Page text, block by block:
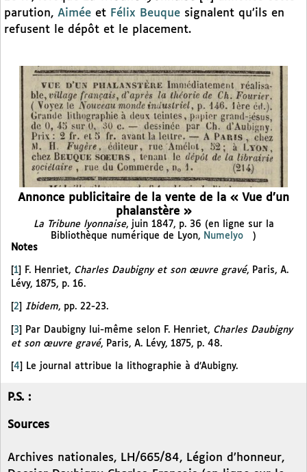
parution, Aimée et Félix Beuque signalent qu’ils en
refusent le dépôt et le placement.
Annonce publicitaire de la vente de la « Vue d’un
phalanstère »
La Tribune lyonnaise, juin 1847, p. 36 (en ligne sur la
Bibliothèque numérique de Lyon, Numelyo
)
Notes
[1] F. Henriet, Charles Daubigny et son œuvre gravé, Paris, A.
Lévy, 1875, p. 16.
2 Ibidem, pp. 22-23.
[3] Par Daubigny lui-même selon F. Henriet, Charles Daubigny
et son œuvre gravé, Paris, A. Lévy, 1875, p. 48.
4 Le journal attribue la lithographie à d’Aubigny.
P.S. :
Sources
Archives nationales, LH/665/84, Légion d’honneur,